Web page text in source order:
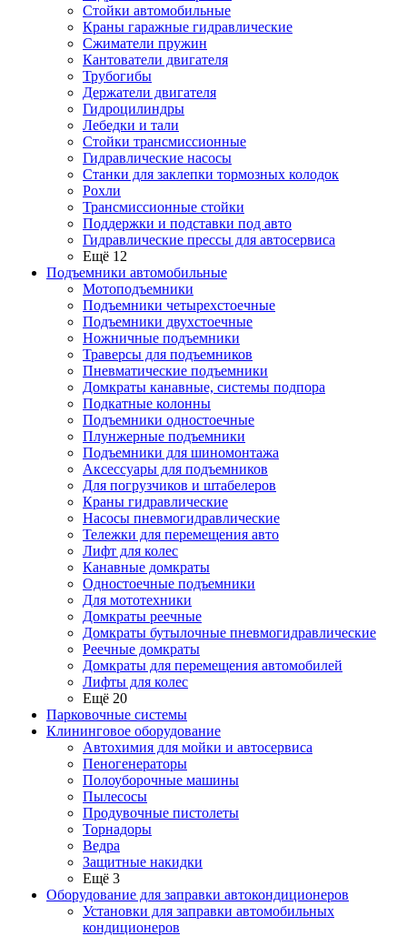
Стойки автомобильные
Краны гаражные гидравлические
Сжиматели пружин
Кантователи двигателя
Трубогибы
Держатели двигателя
Гидроцилиндры
Лебедки и тали
Стойки трансмиссионные
Гидравлические насосы
Cтанки для заклепки тормозных колодок
Рохли
Трансмиссионные стойки
Поддержки и подставки под авто
Гидравлические прессы для автосервиса
Ещё 12
Подъемники автомобильные
Мотоподъемники
Подъемники четырехстоечные
Подъемники двухстоечные
Ножничные подъемники
Траверсы для подъемников
Пневматические подъемники
Домкраты канавные, системы подпора
Подкатные колонны
Подъемники одностоечные
Плунжерные подъемники
Подъемники для шиномонтажа
Аксессуары для подъемников
Для погрузчиков и штабелеров
Краны гидравлические
Насосы пневмогидравлические
Тележки для перемещения авто
Лифт для колес
Канавные домкраты
Одностоечные подъемники
Для мототехники
Домкраты реечные
Домкраты бутылочные пневмогидравлические
Реечные домкраты
Домкраты для перемещения автомобилей
Лифты для колес
Ещё 20
Парковочные системы
Клининговое оборудование
Автохимия для мойки и автосервиса
Пеногенераторы
Полоуборочные машины
Пылесосы
Продувочные пистолеты
Торнадоры
Ведра
Защитные накидки
Ещё 3
Оборудование для заправки автокондиционеров
Установки для заправки автомобильных
кондиционеров